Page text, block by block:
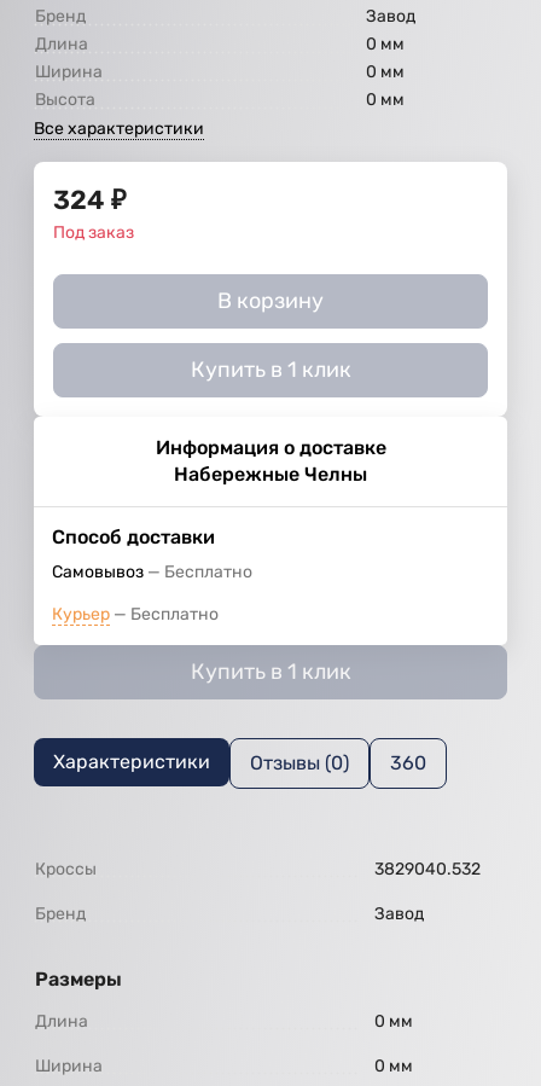
Бренд
Завод
Длина
0 мм
Ширина
0 мм
Высота
0 мм
Все характеристики
324 ₽
Под заказ
В корзину
Купить в 1 клик
Информация о доставке
Набережные Челны
Способ доставки
Самовывоз Бесплатно
Курьер Бесплатно
Купить в 1 клик
Характеристики Отзывы (0) 360
Кроссы 3829040.532
Бренд Завод
Размеры
Длина 0 мм
Ширина 0 мм